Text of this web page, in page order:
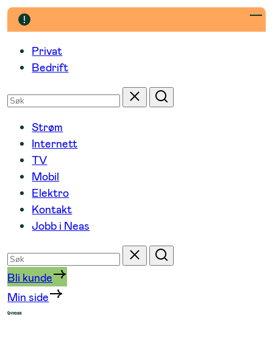
Hopp
til
innholdPrivat
Bedrift
Søk
etter
Tilbakestill
Søk
Strøm
Internett
TV
Mobil
Elektro
Kontakt
Jobb i Neas
Søk
etter
Tilbakestill
Søk
Bli kunde
Min side